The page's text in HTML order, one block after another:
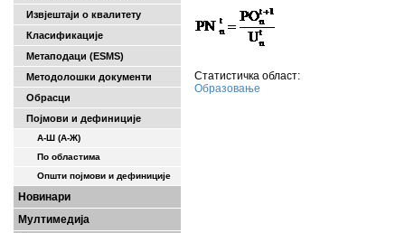
Извјештаји о квалитету
Класификације
Метаподаци (ESMS)
Методолошки документи
Обрасци
Појмови и дефиниције
А-Ш (A-Ж)
По областима
Општи појмови и дефиниције
Новинари
Мултимедија
Статистичка област:
Образовање